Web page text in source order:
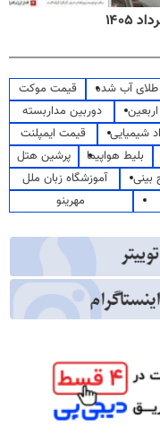
طلای آب شده
قیمت موکت
دوربین مداربسته
شیمیایی
قیمت ایمپلنت
بلیط هواپیما
پرشین هتل
بینی
آموزشگاه زبان ملل
مهرینو